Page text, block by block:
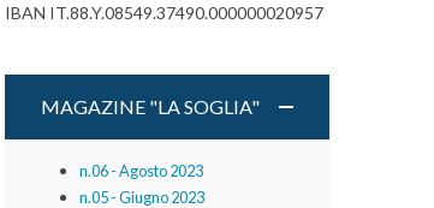
IBAN IT.88.Y.08549.37490.000000020957
MAGAZINE "LA SOGLIA"
n.06 - Agosto 2023
n.05 - Giugno 2023